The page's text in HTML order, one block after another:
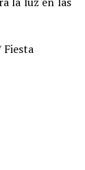
Fiesta